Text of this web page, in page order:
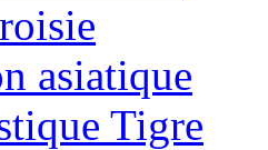
asiatique
Tigre